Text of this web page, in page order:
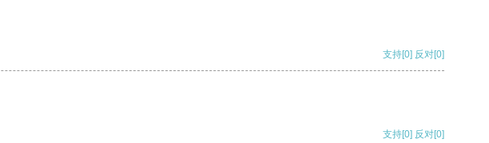
支持[0] 反对[0]
支持[0] 反对[0]